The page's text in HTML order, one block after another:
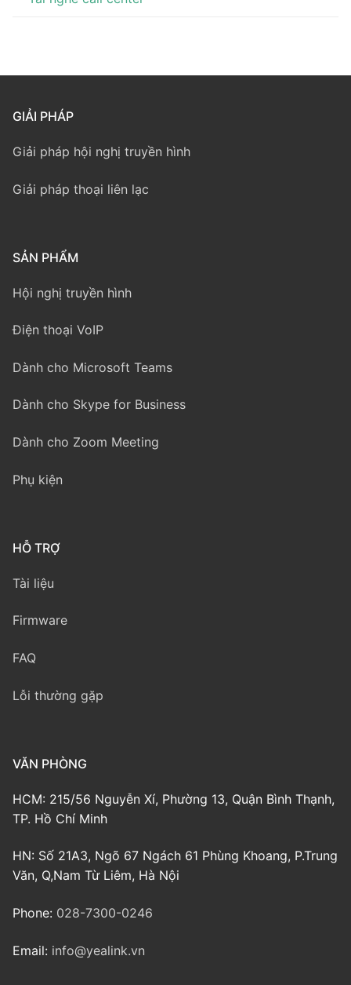
GIẢI PHÁP
Giải pháp hội nghị truyền hình
Giải pháp thoại liên lạc
SẢN PHẨM
Hội nghị truyền hình
Điện thoại VoIP
Dành cho Microsoft Teams
Dành cho Skype for Business
Dành cho Zoom Meeting
Phụ kiện
HỖ TRỢ
Tài liệu
Firmware
FAQ
Lỗi thường gặp
VĂN PHÒNG
HCM: 215/56 Nguyễn Xí, Phường 13, Quận Bình Thạnh,
TP. Hồ Chí Minh
HN: Số 21A3, Ngõ 67 Ngách 61 Phùng Khoang, P.Trung
Văn, Q,Nam Từ Liêm, Hà Nội
Phone: 028-7300-0246
Email: info@yealink.vn